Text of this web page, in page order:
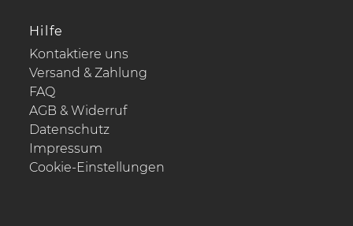
Hilfe
Kontaktiere uns
Versand & Zahlung
FAQ
AGB & Widerruf
Datenschutz
Impressum
Cookie-Einstellungen